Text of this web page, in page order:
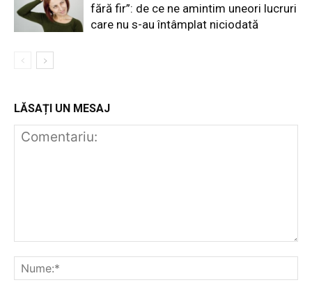
fără fir”: de ce ne amintim uneori lucruri
care nu s-au întâmplat niciodată
LĂSAȚI UN MESAJ